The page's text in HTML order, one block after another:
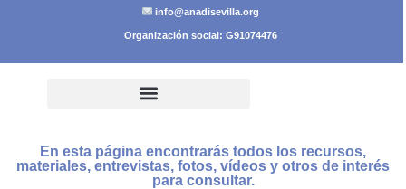
info@anadisevilla.org
Organización social: G91074476
En esta página encontrarás todos los recursos,
materiales, entrevistas, fotos, vídeos y otros de interés
para consultar.